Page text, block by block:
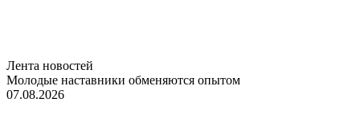
Лента новостей
Молодые наставники обменяются опытом
07.08.2026